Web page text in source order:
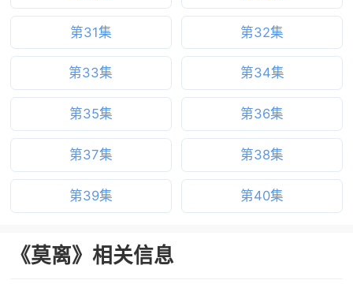
第31集 第32集
第33集 第34集
第35集 第36集
第37集 第38集
第39集 第40集
《莫离》相关信息